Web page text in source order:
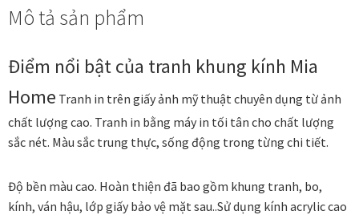
Các dòng giấy in Giclee
Catalogue
Catalogue Bộ Sưu Tập Mã Vương
Câu hỏi thường gặp khi mua tranh tại Mia Home
Dây treo Tết Bính Ngọ 2026
số
Mô tả sản phẩm
Điểm nổi bật của tranh khung kính Mia
Home Tranh in trên giấy ảnh mỹ thuật chuyên dụng từ ảnh
chất lượng cao. Tranh in bằng máy in tối tân cho chất lượng
sắc nét. Màu sắc trung thực, sống động trong từng chi tiết.
Độ bền màu cao. Hoàn thiện đã bao gồm khung tranh, bo,
kính, ván hậu, lớp giấy bảo vệ mặt sau..Sử dụng kính acrylic cao